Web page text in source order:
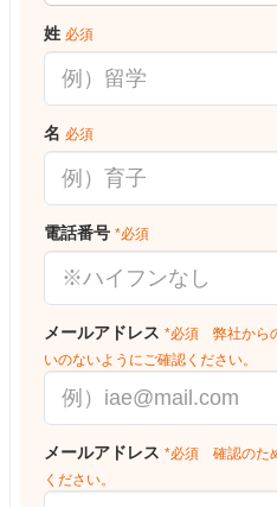
姓 必須
名 必須
電話番号 *必須
メールアドレス *必須 弊社から
いのないようにご確認ください。
メールアドレス *必須 確認のた
ください。